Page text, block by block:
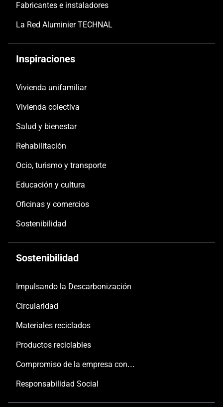
Fabricantes e instaladores
La Red Aluminier TECHNAL
Inspiraciones
Vivienda unifamiliar
Vivienda colectiva
Salud y bienestar
Rehabilitación
Ocio, turismo y transporte
Educación y cultura
Oficinas y comercios
Sostenibilidad
Sostenibilidad
Impulsando la Descarbonización
Circularidad
Materiales reciclados
Productos reciclables
Compromiso de la empresa con las personas y el planeta
Responsabilidad Social